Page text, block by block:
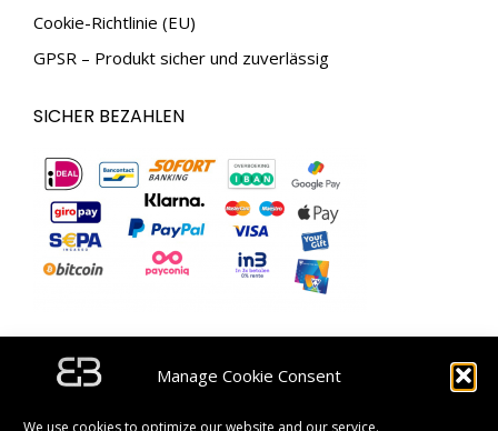
Manage Cookie Consent
We use cookies to optimize our website and our service.
Cookie-Richtlinie (EU)
GPSR – Produkt sicher und zuverlässig
SICHER BEZAHLEN
ABONNIEREN SIE UNSEREN NEWSLETTER UND
ERHALTEN SIE EINEN RABATTGUTSCHEIN IM WERT
VON 5 €.